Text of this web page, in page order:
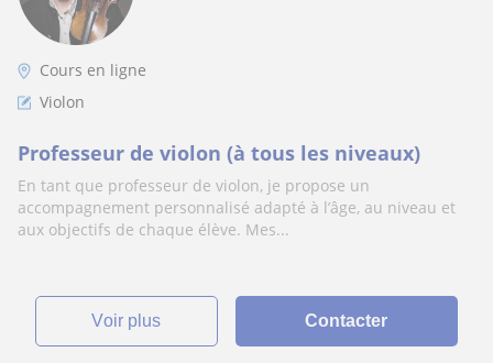
Cours en ligne
Violon
Professeur de violon (à tous les niveaux)
En tant que professeur de violon, je propose un
accompagnement personnalisé adapté à l’âge, au niveau et
aux objectifs de chaque élève. Mes...
voir plus Contacter